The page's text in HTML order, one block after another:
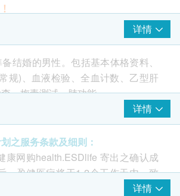
礼券
力
波(经腹部) - 男士
胰、肾
详情
结婚的男性。包括基本体格资料、
规)、血液检验、全血计数、乙型肝
、梅毒测试、肺功能。
料、泌尿情况 (小便常规)、血液检
型肝炎检查、精液检查、梅毒测
详情
之服务条款及细则：
康网购health.ESDlife 寄出之确认成
，盈健医疗将于1-2个工作天内，致
检查的时间及地点。
详情